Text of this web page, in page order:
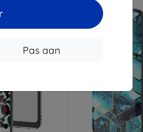
Pas aan
-10%